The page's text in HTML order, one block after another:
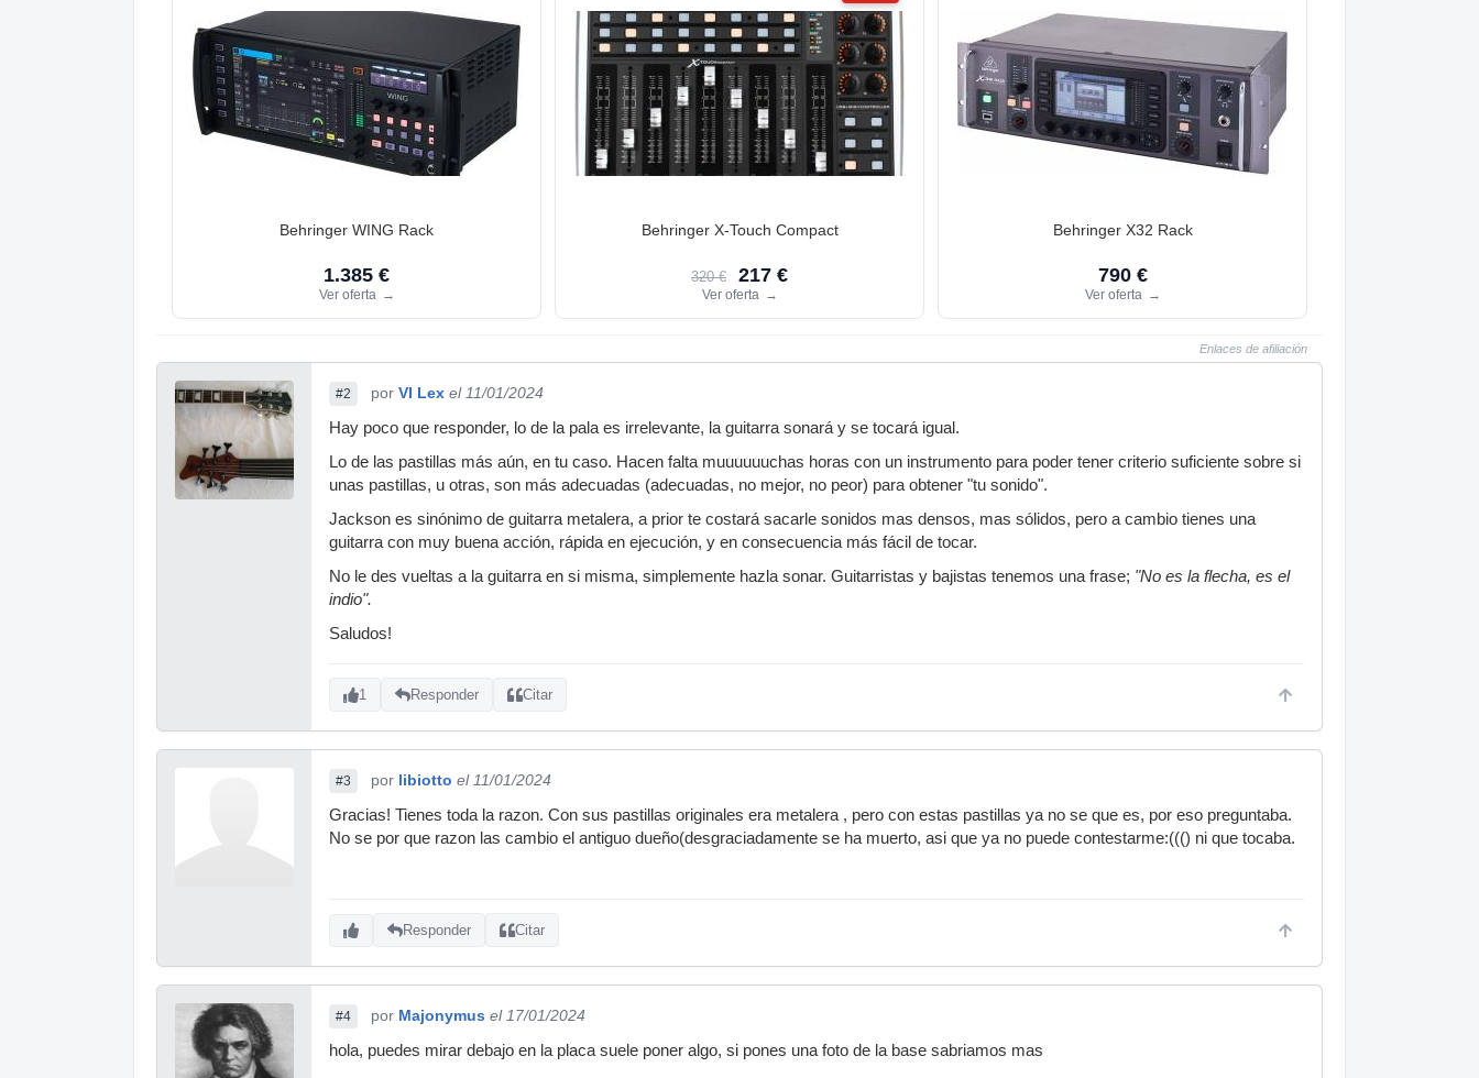
Behringer WING Rack
1.385 €
Ver oferta →
Behringer X-Touch Compact
320 € 217 €
Ver oferta →
Behringer X32 Rack
790 €
Ver oferta →
Enlaces de afiliación
#2 por VI Lex el 11/01/2024
Hay poco que responder, lo de la pala es irrelevante, la guitarra sonará y se tocará igual.
Lo de las pastillas más aún, en tu caso. Hacen falta muuuuuuchas horas con un instrumento para poder tener criterio suficiente sobre si
unas pastillas, u otras, son más adecuadas (adecuadas, no mejor, no peor) para obtener "tu sonido".
Jackson es sinónimo de guitarra metalera, a prior te costará sacarle sonidos mas densos, mas sólidos, pero a cambio tienes una
guitarra con muy buena acción, rápida en ejecución, y en consecuencia más fácil de tocar.
No le des vueltas a la guitarra en si misma, simplemente hazla sonar. Guitarristas y bajistas tenemos una frase; "No es la flecha, es el
indio".
Saludos!
1 Responder Citar
#3 por libiotto el 11/01/2024
Gracias! Tienes toda la razon. Con sus pastillas originales era metalera , pero con estas pastillas ya no se que es, por eso preguntaba.
No se por que razon las cambio el antiguo dueño(desgraciadamente se ha muerto, asi que ya no puede contestarme:((() ni que tocaba.
Responder Citar
#4 por Majonymus el 17/01/2024
hola, puedes mirar debajo en la placa suele poner algo, si pones una foto de la base sabriamos mas